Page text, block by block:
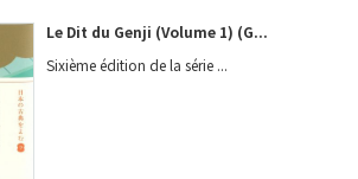
Le Dit du Genji (Volume 1) (G...
Sixième édition de la série ...